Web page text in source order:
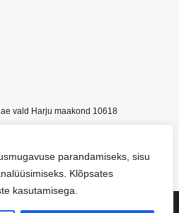
parandamiseks, sisu
Klõpsates
kasutamisega.
vald Harju maakond 10618